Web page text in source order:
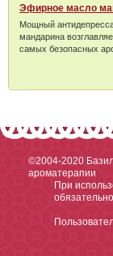
Эфирное масло
Мощный
мандарина
самых безопасных
©2004-2020
ароматерапии
При